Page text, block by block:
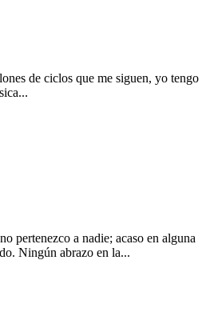
de ciclos que me siguen, yo tengo
pertenezco a nadie; acaso en alguna
Ningún abrazo en la...